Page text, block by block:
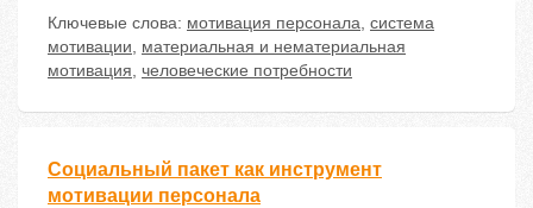
Ключевые слова: мотивация персонала, система
мотивации, материальная и нематериальная
мотивация, человеческие потребности
Социальный пакет как инструмент
мотивации персонала